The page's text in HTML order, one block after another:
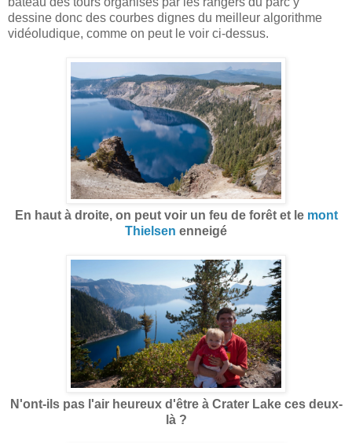
dessine donc des courbes dignes du meilleur algorithme
vidéoludique, comme on peut le voir ci-dessus.
En haut à droite, on peut voir un feu de forêt et le mont
Thielsen enneigé
N'ont-ils pas l'air heureux d'être à Crater Lake ces deux-
là ?